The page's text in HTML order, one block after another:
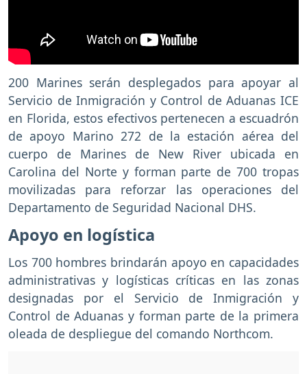
200 Marines serán desplegados para apoyar al
Servicio de Inmigración y Control de Aduanas ICE
en Florida, estos efectivos pertenecen a escuadrón
de apoyo Marino 272 de la estación aérea del
cuerpo de Marines de New River ubicada en
Carolina del Norte y forman parte de 700 tropas
movilizadas para reforzar las operaciones del
Departamento de Seguridad Nacional DHS.
Apoyo en logística
Los 700 hombres brindarán apoyo en capacidades
administrativas y logísticas críticas en las zonas
designadas por el Servicio de Inmigración y
Control de Aduanas y forman parte de la primera
oleada de despliegue del comando Northcom.